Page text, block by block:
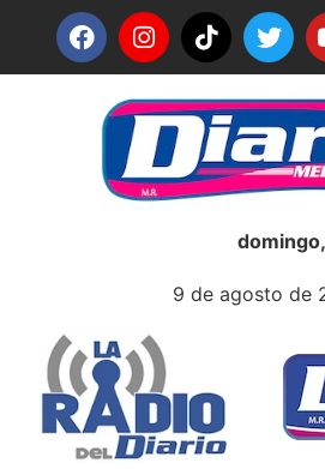
9 de agosto de